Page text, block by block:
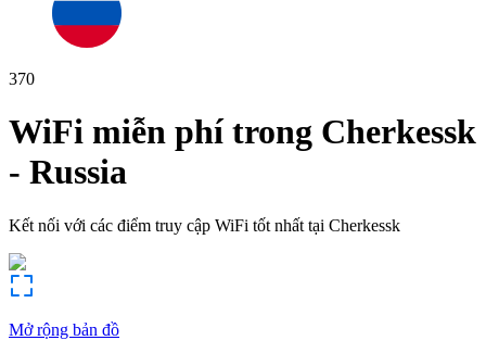
370
WiFi miễn phí trong Cherkessk
- Russia
Kết nối với các điểm truy cập WiFi tốt nhất tại Cherkessk
Mở rộng bản đồ